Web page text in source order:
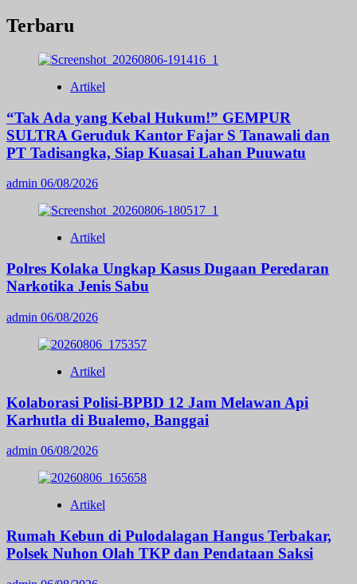
Terbaru
Artikel
“Tak Ada yang Kebal Hukum!” GEMPUR
SULTRA Geruduk Kantor Fajar S Tanawali dan
PT Tadisangka, Siap Kuasai Lahan Puuwatu
admin 06/08/2026
Artikel
Polres Kolaka Ungkap Kasus Dugaan Peredaran
Narkotika Jenis Sabu
admin 06/08/2026
Artikel
Kolaborasi Polisi-BPBD 12 Jam Melawan Api
Karhutla di Bualemo, Banggai
admin 06/08/2026
Artikel
Rumah Kebun di Pulodalagan Hangus Terbakar,
Polsek Nuhon Olah TKP dan Pendataan Saksi